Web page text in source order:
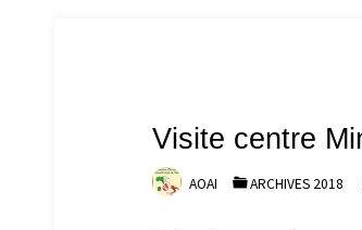
Visite centre
AOAI ARCHIVES 2018